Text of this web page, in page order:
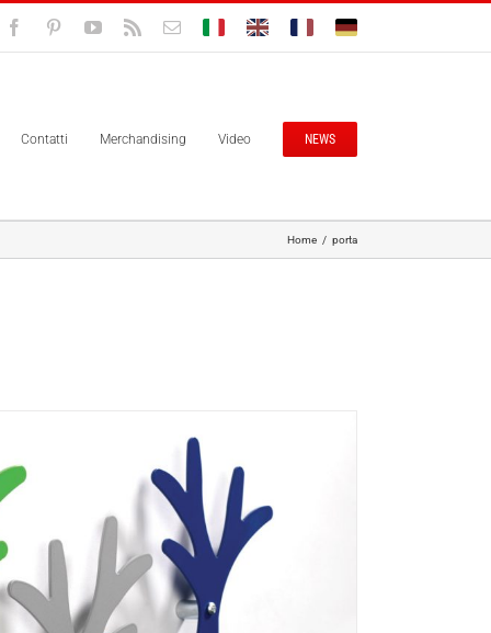
FacebookPinterestYouTube
Rss EmailBolisitalia.itBolisitalia.com
Bolisitalia.frBolisitalia.de
Contatti Merchandising Video NEWS
Home / porta